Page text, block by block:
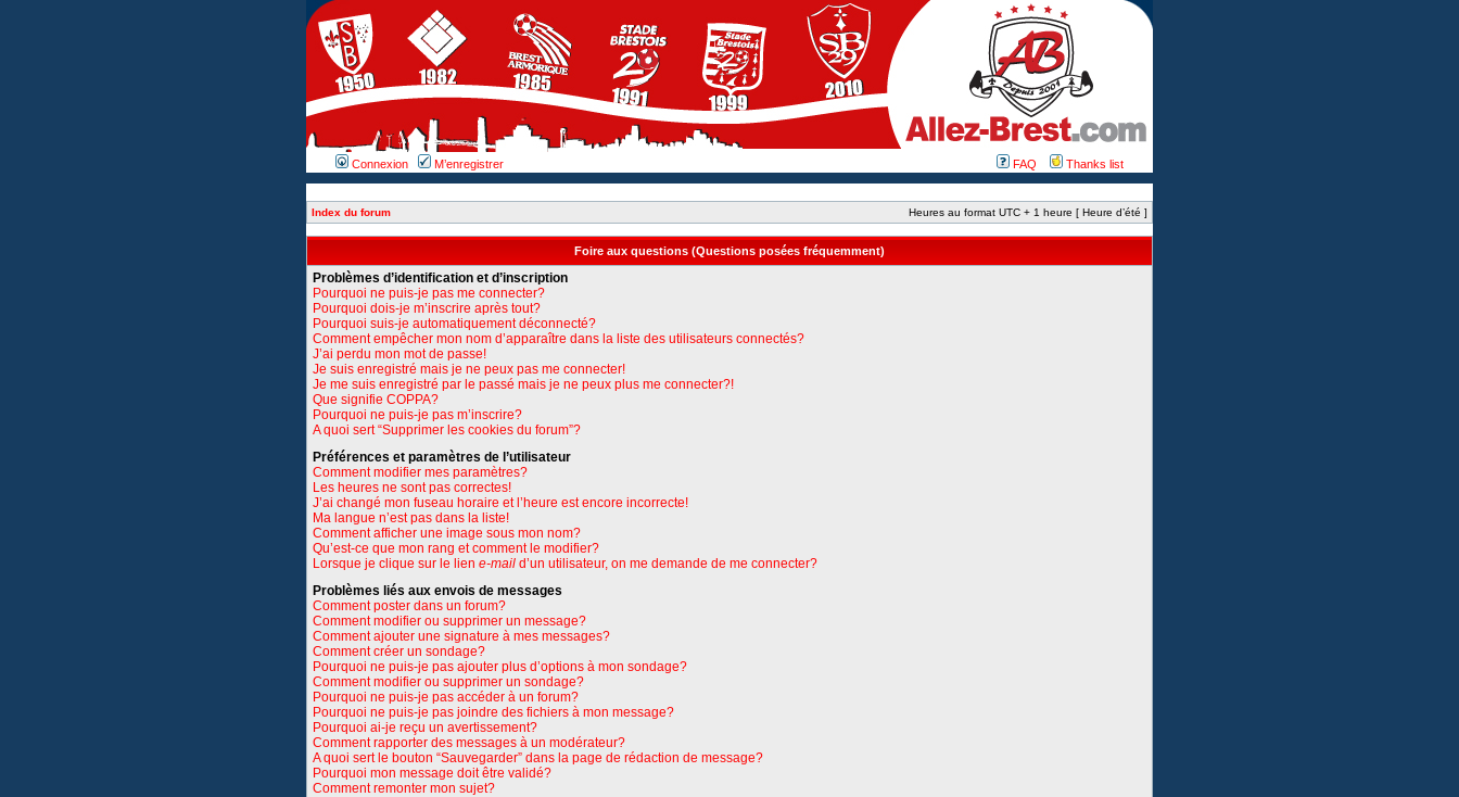
Connexion M’enregistrer FAQ Thanks list
Index du forum Heures au format UTC + 1 heure [ Heure d’été ]
Foire aux questions (Questions posées fréquemment)
Problèmes d’identification et d’inscription
Pourquoi ne puis-je pas me connecter?
Pourquoi dois-je m’inscrire après tout?
Pourquoi suis-je automatiquement déconnecté?
Comment empêcher mon nom d’apparaître dans la liste des utilisateurs connectés?
J’ai perdu mon mot de passe!
Je suis enregistré mais je ne peux pas me connecter!
Je me suis enregistré par le passé mais je ne peux plus me connecter?!
Que signifie COPPA?
Pourquoi ne puis-je pas m’inscrire?
A quoi sert “Supprimer les cookies du forum”?
Préférences et paramètres de l’utilisateur
Comment modifier mes paramètres?
Les heures ne sont pas correctes!
J’ai changé mon fuseau horaire et l’heure est encore incorrecte!
Ma langue n’est pas dans la liste!
Comment afficher une image sous mon nom?
Qu’est-ce que mon rang et comment le modifier?
Lorsque je clique sur le lien e-mail d’un utilisateur, on me demande de me connecter?
Problèmes liés aux envois de messages
Comment poster dans un forum?
Comment modifier ou supprimer un message?
Comment ajouter une signature à mes messages?
Comment créer un sondage?
Pourquoi ne puis-je pas ajouter plus d’options à mon sondage?
Comment modifier ou supprimer un sondage?
Pourquoi ne puis-je pas accéder à un forum?
Pourquoi ne puis-je pas joindre des fichiers à mon message?
Pourquoi ai-je reçu un avertissement?
Comment rapporter des messages à un modérateur?
A quoi sert le bouton “Sauvegarder” dans la page de rédaction de message?
Pourquoi mon message doit être validé?
Comment remonter mon sujet?